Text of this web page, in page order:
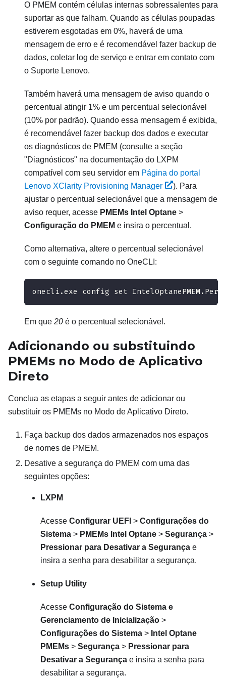
O PMEM contém células internas sobressalentes para
suportar as que falham. Quando as células poupadas
estiverem esgotadas em 0%, haverá de uma
mensagem de erro e é recomendável fazer backup de
dados, coletar log de serviço e entrar em contato com
o Suporte Lenovo.
Também haverá uma mensagem de aviso quando o
percentual atingir 1% e um percentual selecionável
(10% por padrão). Quando essa mensagem é exibida,
é recomendável fazer backup dos dados e executar
os diagnósticos de PMEM (consulte a seção
"Diagnósticos" na documentação do LXPM
compatível com seu servidor em Página do portal
Lenovo XClarity Provisioning Manager
). Para
ajustar o percentual selecionável que a mensagem de
aviso requer, acesse PMEMs Intel Optane >
Configuração do PMEM e insira o percentual.
Como alternativa, altere o percentual selecionável
com o seguinte comando no OneCLI:
onecli.exe config set
Em que 20 é o percentual selecionável.
Adicionando ou substituindo
PMEMs no Modo de Aplicativo
Direto
Conclua as etapas a seguir antes de adicionar ou
substituir os PMEMs no Modo de Aplicativo Direto.
Faça backup dos dados armazenados nos espaços
de nomes de PMEM.
Desative a segurança do PMEM com uma das
seguintes opções:
LXPM
Acesse Configurar UEFI > Configurações do
Sistema > PMEMs Intel Optane > Segurança >
Pressionar para Desativar a Segurança e
insira a senha para desabilitar a segurança.
Setup Utility
Acesse Configuração do Sistema e
Gerenciamento de Inicialização >
Configurações do Sistema > Intel Optane
PMEMs > Segurança > Pressionar para
Desativar a Segurança e insira a senha para
desabilitar a segurança.